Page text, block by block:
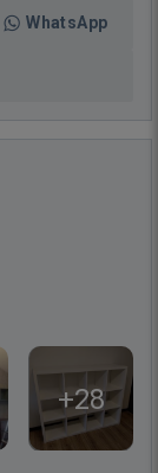
WhatsApp
+28